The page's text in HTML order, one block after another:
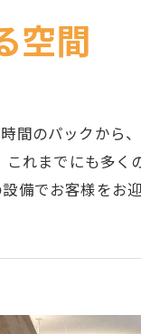
空間
のパックから、
れまでにも多く
備でお客様をお迎